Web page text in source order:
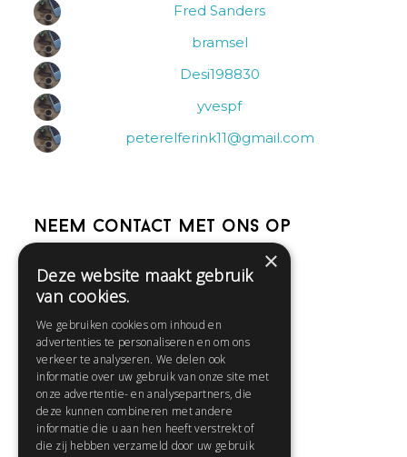
Fred Sanders
bramsel
Desi198830
yvespf
peterelferink11@gmail.com
Neem contact met ons op
Help
Contact
Huisregels
Snel naar:
×
Deze website maakt gebruik
van cookies.
We gebruiken cookies om inhoud en
advertenties te personaliseren en om ons
verkeer te analyseren. We delen ook
informatie over uw gebruik van onze site met
onze advertentie- en analysepartners, die
deze kunnen combineren met andere
informatie die u aan hen heeft verstrekt of
die zij hebben verzameld door uw gebruik